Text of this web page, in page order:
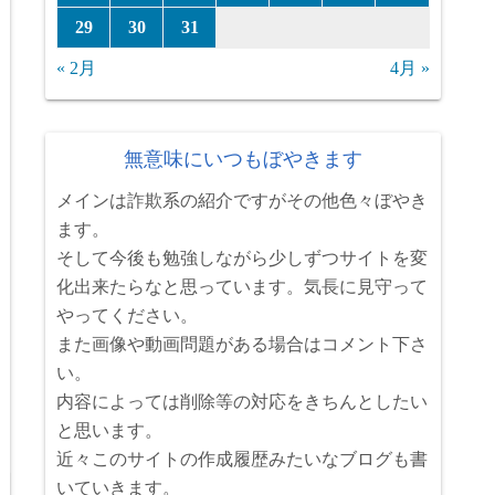
29 30 31
« 2月 4月 »
無意味にいつもぼやきます
メインは詐欺系の紹介ですがその他色々ぼやき
ます。
そして今後も勉強しながら少しずつサイトを変
化出来たらなと思っています。気長に見守って
やってください。
また画像や動画問題がある場合はコメント下さ
い。
内容によっては削除等の対応をきちんとしたい
と思います。
近々このサイトの作成履歴みたいなブログも書
いていきます。